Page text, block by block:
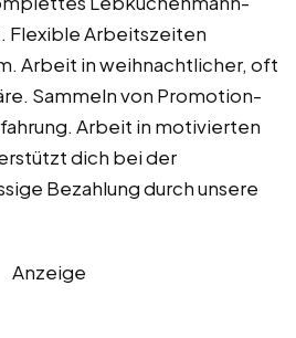
Flexible Arbeitszeiten
Arbeit in weihnachtlicher, oft
Sammeln von Promotion-
Arbeit in motivierten
dich bei der
Bezahlung durch unsere
Anzeige